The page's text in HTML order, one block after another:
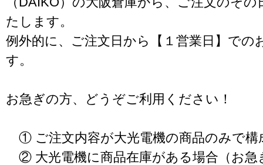
たします。
例外的に、ご注文日から【１営業日】での
す。
お急ぎの方、どうぞご利用ください！
① ご注文内容が大光電機の商品のみで構
② 大光電機に商品在庫がある場合（お急